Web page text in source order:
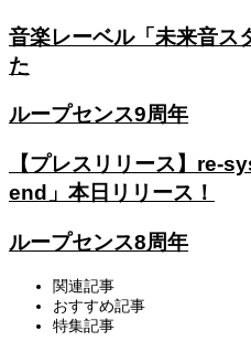
音楽レーベル「未来音ス
た
ループセンス9周年
【プレスリリース】re-
end」本日リリース！
ループセンス8周年
関連記事
おすすめ記事
特集記事